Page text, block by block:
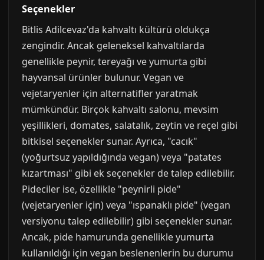
Seçenekler
Bitlis Adilcevaz'da kahvaltı kültürü oldukça
zengindir. Ancak geleneksel kahvaltılarda
genellikle peynir, tereyağı ve yumurta gibi
hayvansal ürünler bulunur. Vegan ve
vejetaryenler için alternatifler yaratmak
mümkündür. Birçok kahvaltı salonu, mevsim
yeşillikleri, domates, salatalık, zeytin ve reçel gibi
bitkisel seçenekler sunar. Ayrıca, "cacık"
(yoğurtsuz yapıldığında vegan) veya "patates
kızartması" gibi ek seçenekler de talep edilebilir.
Pideciler ise, özellikle "peynirli pide"
(vejetaryenler için) veya "ıspanaklı pide" (vegan
versiyonu talep edilebilir) gibi seçenekler sunar.
Ancak, pide hamurunda genellikle yumurta
kullanıldığı için vegan beslenenlerin bu durumu